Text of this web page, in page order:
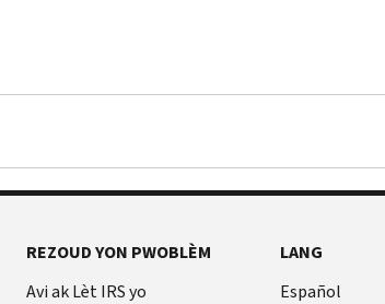
REZOUD YON PWOBLÈM
Avi ak Lèt IRS yo
LANG
Español